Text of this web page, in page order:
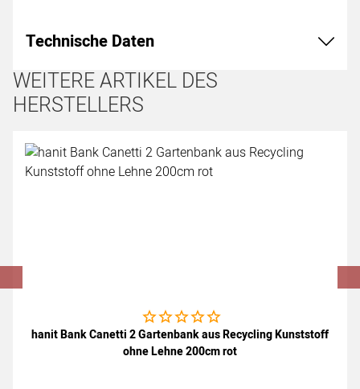
Technische Daten
WEITERE ARTIKEL DES
HERSTELLERS
Artikel überspringen
Noch keine Bewertungen abgegeben
hanit Bank Canetti 2 Gartenbank aus Recycling Kunststoff
ohne Lehne 200cm rot